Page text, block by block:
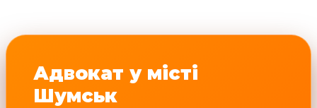
Адвокат у місті
Шумськ